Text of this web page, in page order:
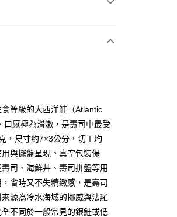
21家銀行
第一商業銀行
彰化商業銀行
兆豐國際商業銀行
台中商業銀行
華泰商業銀行
遠東國際商業銀行
永豐商業銀行
21家銀行
第一商業銀行
彰化商業銀行
台北富邦商業銀行
台中商業銀行
華泰商業銀行
遠東國際商業銀行
等級的大西洋鮭（Atlantic
感極為滑嫩，是壽司中最受
，尺寸約7×3公分，切工均
與擺盤呈現。真空包裝保
司、海鮮丼、壽司拼盤等用
省時又不失精緻感，是壽司
源為冷水海域的挪威與法羅
不同於一般常見的銀鮭或低